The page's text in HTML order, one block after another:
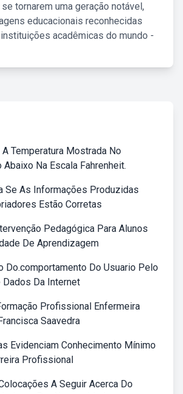
tornarem uma geração notável,
educacionais reconhecidas
acadêmicas do mundo -
Temperatura Mostrada No
Abaixo Na Escala Fahrenheit.
Se As Informações Produzidas
Estão Corretas
Pedagógica Para Alunos
De Aprendizagem
Do.comportamento Do Usuario Pelo
Dados Da Internet
Profissional Enfermeira
Saavedra
Evidenciam Conhecimento Mínimo
Profissional
A Seguir Acerca Do